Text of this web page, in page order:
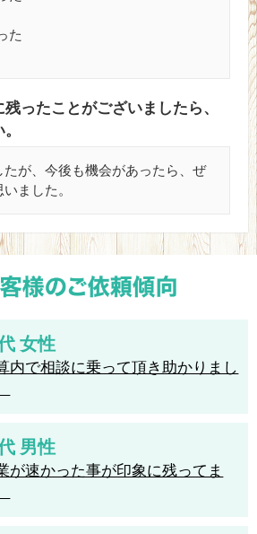
た
ったことがございましたら、
が、今後も機会があったら、ぜ
ました。
女性
内で相談に乗って頂き助かりまし
男性
が速かった事が印象に残ってま